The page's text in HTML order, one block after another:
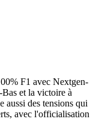
F1 avec Nextgen-
et la victoire à
aussi des tensions qui
avec l'officialisation